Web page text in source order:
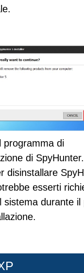
programma di
di
disinstallare
esserti
sistema durante il